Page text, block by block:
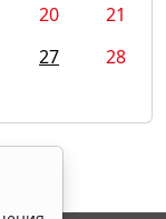
20
21
27
28